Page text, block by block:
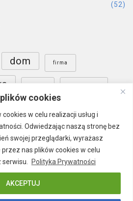
cookies
w celu realizacji usług i
Odwiedzając naszą stronę bez
swojej przeglądarki, wyrażasz
nas plików cookies w celu
Polityka Prywatności
AKCEPTUJ
(52)
dom firma
wnętrza